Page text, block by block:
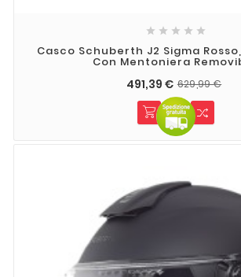
    
Casco Schuberth J2 Sigma
Con Mentoniera
491,39 € 629,99 €